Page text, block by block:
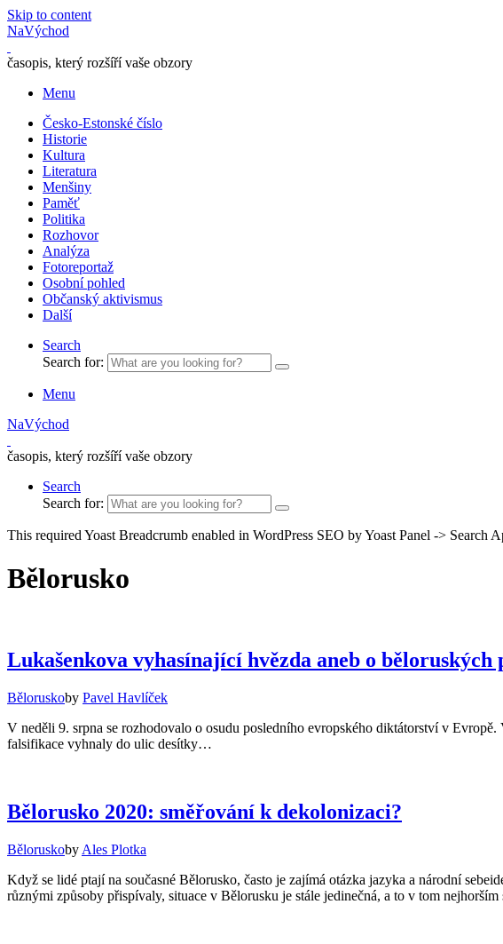
Skip to content
NaVýchod
časopis, který rozšíří vaše obzory
Menu
Česko-Estonské číslo
Historie
Kultura
Literatura
Menšiny
Paměť
Politika
Rozhovor
Analýza
Fotoreportaž
Osobní pohled
Občanský aktivismus
Další
Search
Search for:
Menu
NaVýchod
časopis, který rozšíří vaše obzory
Search
Search for:
This required Yoast Breadcrumb enabled in WordPress SEO by Yoast Panel -> Search
Bělorusko
Lukašenkova vyhasínající hvězda aneb o běloruských
Běloruskoby Pavel Havlíček
V neděli 9. srpna se rozhodovalo o osudu posledního evropského diktátorství v
falsifikace vyhnaly do ulic desítky…
Bělorusko 2020: směřování k dekolonizaci?
Běloruskoby Ales Plotka
Když se lidé ptají na současné Bělorusko, často je zajímá otázka jazyka a národní
různými způsoby přispívaly, situace v Bělorusku je stále jedinečná, a to v tom